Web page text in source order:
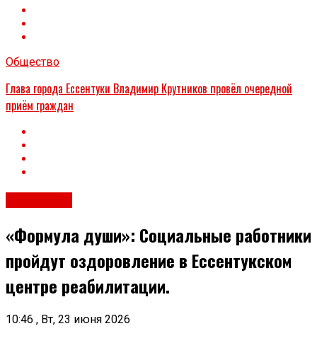
Общество
Глава города Ессентуки Владимир Крутников провёл очередной
приём граждан
«Формула души»: Социальные работники
пройдут оздоровление в Ессентукском
центре реабилитации.
10:46 , Вт, 23 июня 2026